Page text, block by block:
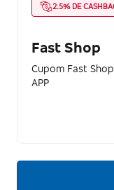
2.5% DE
Fast Shop
Cupom Fast
APP